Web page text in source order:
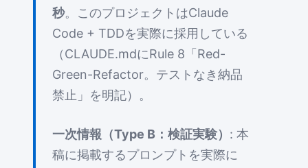
秒。このプロジェクトはClaude
Code + TDDを実際に採用している
（CLAUDE.mdにRule 8「Red-
Green-Refactor。テストなき納品
禁止」を明記）。
一次情報（Type B：検証実験） : 本
稿に掲載するプロンプトを実際に